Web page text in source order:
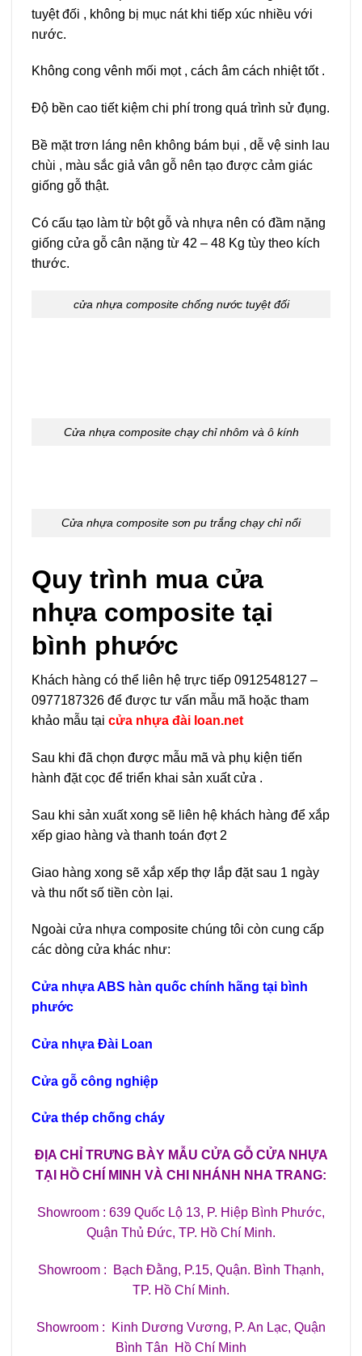
tuyệt đối , không bị mục nát khi tiếp xúc nhiều với
nước.
Không cong vênh mối mọt , cách âm cách nhiệt tốt .
Độ bền cao tiết kiệm chi phí trong quá trình sử đụng.
Bề mặt trơn láng nên không bám bụi , dễ vệ sinh lau
chùi , màu sắc giả vân gỗ nên tạo được cảm giác
giống gỗ thật.
Có cấu tạo làm từ bột gỗ và nhựa nên có đầm nặng
giống cửa gỗ cân nặng từ 42 – 48 Kg tùy theo kích
thước.
cửa nhựa composite chống nước tuyệt đối
Cửa nhựa composite chạy chỉ nhôm và ô kính
Cửa nhựa composite sơn pu trắng chạy chỉ nổi
Quy trình mua cửa
nhựa composite tại
bình phước
Khách hàng có thể liên hệ trực tiếp 0912548127 –
0977187326 để được tư vấn mẫu mã hoặc tham
khảo mẫu tại cửa nhựa đài loan.net
Sau khi đã chọn được mẫu mã và phụ kiện tiến
hành đặt cọc để triển khai sản xuất cửa .
Sau khi sản xuất xong sẽ liên hệ khách hàng để xắp
xếp giao hàng và thanh toán đợt 2
Giao hàng xong sẽ xắp xếp thợ lắp đặt sau 1 ngày
và thu nốt số tiền còn lại.
Ngoài cửa nhựa composite chúng tôi còn cung cấp
các dòng cửa khác như:
Cửa nhựa ABS hàn quốc chính hãng tại bình
phước
Cửa nhựa Đài Loan
Cửa gỗ công nghiệp
Cửa thép chống cháy
ĐỊA CHỈ TRƯNG BÀY MẪU CỬA GỖ CỬA NHỰA
TẠI HỒ CHÍ MINH VÀ CHI NHÁNH NHA TRANG:
Showroom : 639 Quốc Lộ 13, P. Hiệp Bình Phước,
Quận Thủ Đức, TP. Hồ Chí Minh.
Showroom : Bạch Đằng, P.15, Quận. Bình Thạnh,
TP. Hồ Chí Minh.
Showroom : Kinh Dương Vương, P. An Lạc, Quận
Bình Tân Hồ Chí Minh